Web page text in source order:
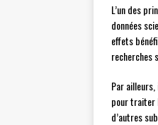
L’un des
données
effets
recherches
Par
pour traiter
d’autres